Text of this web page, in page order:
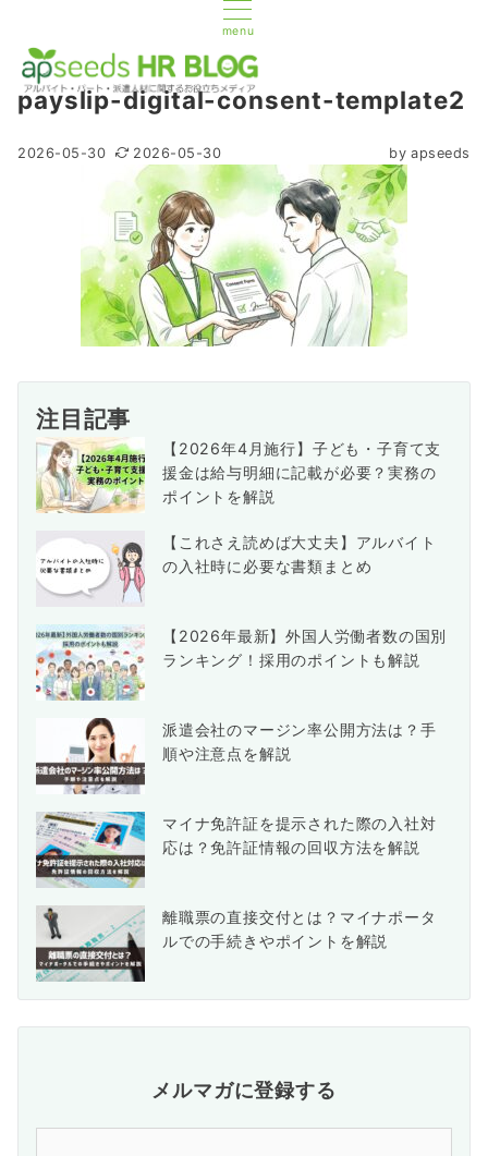
menu
payslip-digital-consent-template2
2026-05-30 2026-05-30 by apseeds
注目記事
【2026年4月施行】子ども・子育て支
援金は給与明細に記載が必要？実務の
ポイントを解説
【これさえ読めば大丈夫】アルバイト
の入社時に必要な書類まとめ
【2026年最新】外国人労働者数の国別
ランキング！採用のポイントも解説
派遣会社のマージン率公開方法は？手
順や注意点を解説
マイナ免許証を提示された際の入社対
応は？免許証情報の回収方法を解説
離職票の直接交付とは？マイナポータ
ルでの手続きやポイントを解説
メルマガに登録する